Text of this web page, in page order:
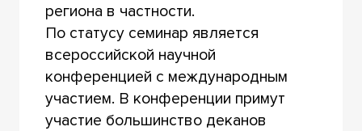
региона в частности.
По статусу семинар является
всероссийской научной
конференцией с международным
участием. В конференции примут
участие большинство деканов